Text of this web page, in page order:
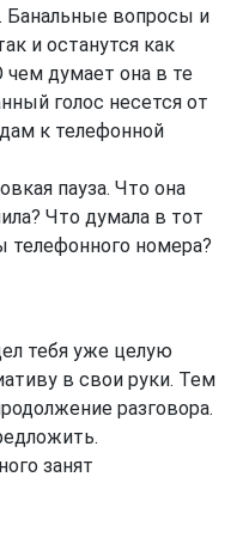
Банальные вопросы и
и останутся как
думает она в те
голос несется от
к телефонной
пауза. Что она
Что думала в тот
телефонного номера?
тебя уже целую
в свои руки. Тем
разговора.
занят